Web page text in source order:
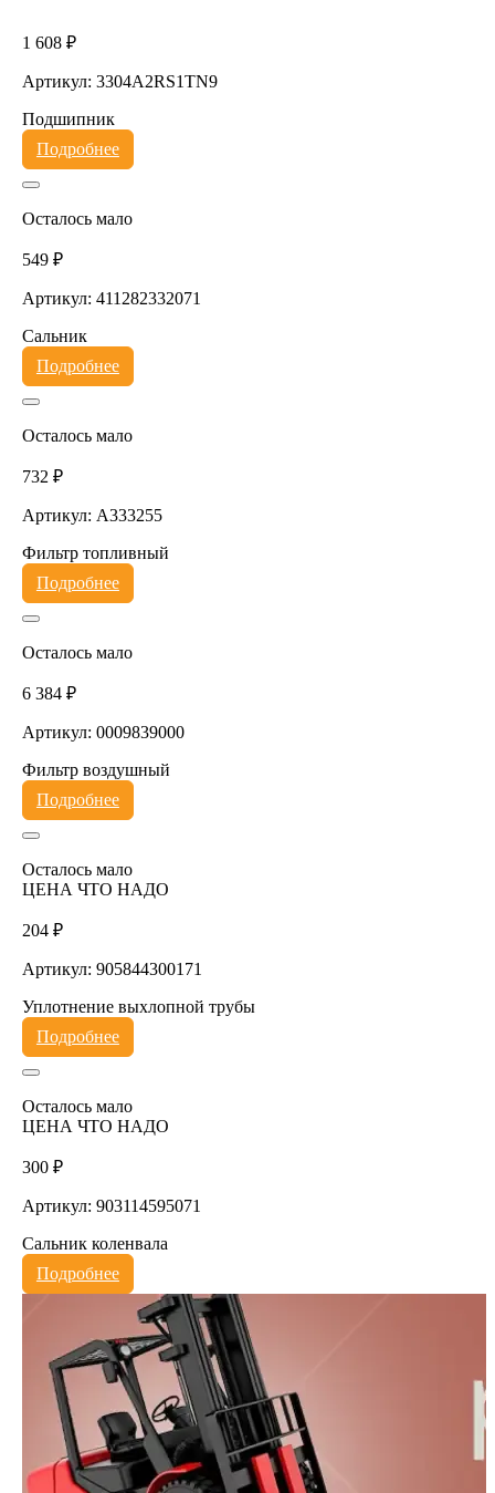
1 608 ₽
Артикул: 3304A2RS1TN9
Подшипник
Подробнее
Осталось мало
549 ₽
Артикул: 411282332071
Сальник
Подробнее
Осталось мало
732 ₽
Артикул: A333255
Фильтр топливный
Подробнее
Осталось мало
6 384 ₽
Артикул: 0009839000
Фильтр воздушный
Подробнее
Осталось мало
ЦЕНА ЧТО НАДО
204 ₽
Артикул: 905844300171
Уплотнение выхлопной трубы
Подробнее
Осталось мало
ЦЕНА ЧТО НАДО
300 ₽
Артикул: 903114595071
Сальник коленвала
Подробнее